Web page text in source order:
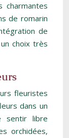
charmantes
de romarin
de
choix très
fleuristes
dans un
sentir libre
orchidées,